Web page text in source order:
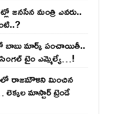
జ‌నసేన మంత్రి ఎవ‌రు..
బాబు మార్క్ పంచాయితీ..
టైం ఎమ్మెల్యే…!
రాజ‌మౌళిని మించిన
మాస్టార్ ట్రెండే